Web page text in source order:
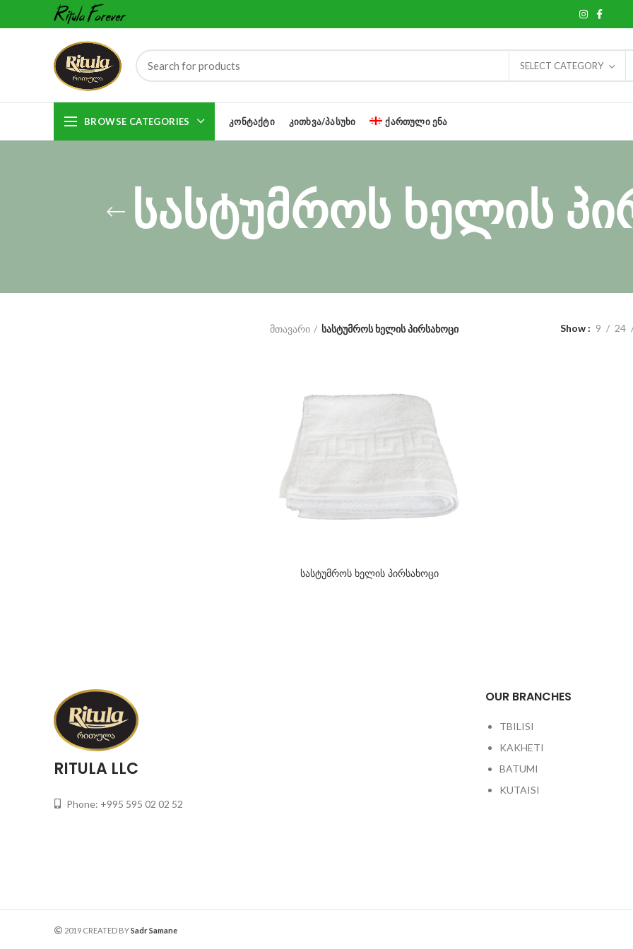
SELECT CATEGORY
BROWSE CATEGORIES ᲙᲝᲜᲢᲐᲥᲢᲘ ᲙᲘᲗᲮᲕᲐ/ᲞᲐᲡᲣᲮᲘ ᲥᲐᲠᲗᲣᲚᲘ ᲔᲜᲐ
სასტუმროს ხელის
მთავარი სასტუმროს ხელის პირსახოცი Show 9 24
სასტუმროს ხელის პირსახოცი
RITULA LLC
Phone: +995 595 02 02 52
OUR BRANCHES
TBILISI
KAKHETI
BATUMI
KUTAISI
2019 CREATED BYSadr Samane